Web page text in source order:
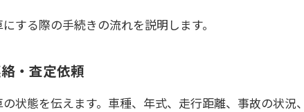
する際の手続きの流れを説明します。
・査定依頼
状態を伝えます。車種、年式、走行距離、事故の状況